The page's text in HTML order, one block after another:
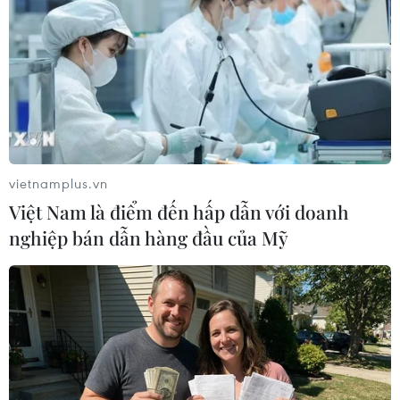
đồng thời làm dịu da.
(Ảnh: Getty images)
Serum dưỡng da
Serum chứa niacinamide hoặc vitamin C là lựa
vietnamplus.vn
Việt Nam là điểm đến hấp dẫn với doanh
nghiệp bán dẫn hàng đầu của Mỹ